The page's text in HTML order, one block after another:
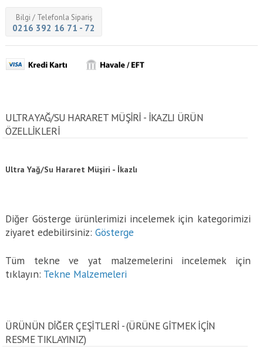
Bilgi / Telefonla Sipariş
0216 392 16 71 - 72
ULTRA YAĞ/SU HARARET MÜŞIRI - İKAZLI ÜRÜN
ÖZELLİKLERİ
Ultra Yağ/Su Hararet Müşiri - İkazlı
Diğer Gösterge ürünlerimizi incelemek için kategorimizi
ziyaret edebilirsiniz:Gösterge
Tüm tekne ve yat malzemelerini incelemek için
tıklayın: Tekne Malzemeleri
ÜRÜNÜN DİĞER ÇEŞİTLERİ - (ÜRÜNE GITMEK IÇIN
RESME TIKLAYINIZ)